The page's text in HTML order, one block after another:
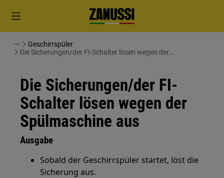
Geschirrspüler
Die Sicherungen/der FI-Schalter lösen wegen der
Die Sicherungen/der FI-
Schalter lösen wegen der
Spülmaschine aus
Ausgabe
Sobald der Geschirrspüler startet, löst die
Sicherung aus.